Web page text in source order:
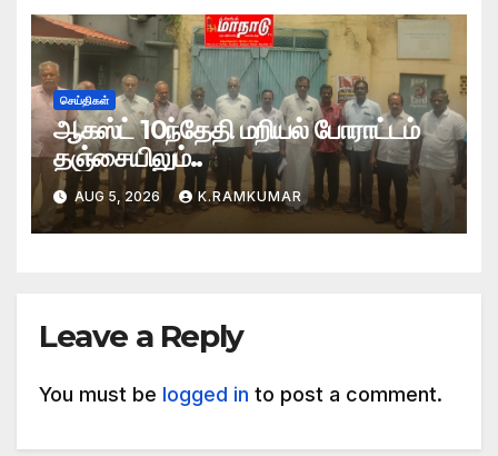
செய்திகள்
ஆகஸ்ட் 10ந்தேதி மறியல் போராட்டம்
தஞ்சையிலும்..
AUG 5, 2026 K.RAMKUMAR
Leave a Reply
You must be logged in to post a comment.